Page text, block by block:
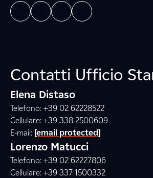
Contatti Ufficio
Elena Distaso
Telefono: +39 02 62228522
Cellulare: +39 338 2500609
E-mail: [email protected]
Lorenzo Matucci
Telefono: +39 02 62227806
Cellulare: +39 337 1500332